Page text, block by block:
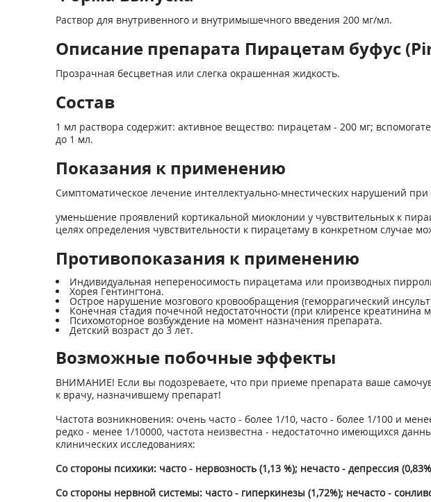
Раствор для внутривенного и внутримышечного введения 200 мг/мл.
Описание препарата Пирацетам буфус
Прозрачная бесцветная или слегка окрашенная жидкость.
Состав
1 мл раствора содержит: активное вещество: пирацетам - 200 мг;
до 1 мл.
Показания к применению
Симптоматическое лечение интеллектуально-мнестических нарушений при
уменьшение проявлений кортикальной миоклонии у чувствительных к
целях определения чувствительности к пирацетаму в конкретном случае
Противопоказания к применению
Индивидуальная непереносимость пирацетама или производных
Хорея Гентингтона.
Острое нарушение мозгового кровообращения (геморрагический
Конечная стадия почечной недостаточности (при клиренсе креатинина
Психомоторное возбуждение на момент назначения препарата.
Детский возраст до 3 лет.
Возможные побочные эффекты
ВНИМАНИЕ! Если вы подозреваете, что при приеме препарата ваше
к врачу, назначившему препарат!
Частота возникновения: очень часто - более 1/10, часто - более 1/100 и
редко - менее 1/10000, частота неизвестна - недостаточно имеющихся
клинических исследованиях:
Со стороны психики: часто - нервозность (1,13 %); нечасто - депрессия
Со стороны нервной системы: часто - гиперкинезы (1,72%); нечасто -